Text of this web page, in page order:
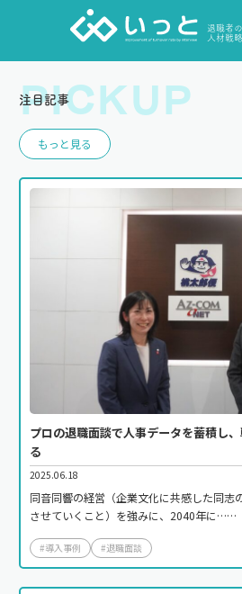
退職者
人材戦
注目記事
PICKUP
もっと見る
プロの退職面談で人事データを蓄積し
る
2025.06.18
同音同響の経営（企業文化に共感した同志
させていくこと）を強みに、2040年に……
#導入事例 #退職面談